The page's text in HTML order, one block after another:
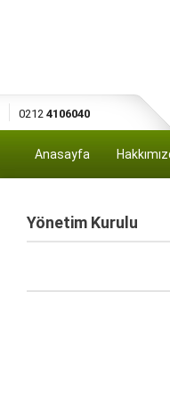
0212 4106040
Anasayfa
Yönetim Kurulu